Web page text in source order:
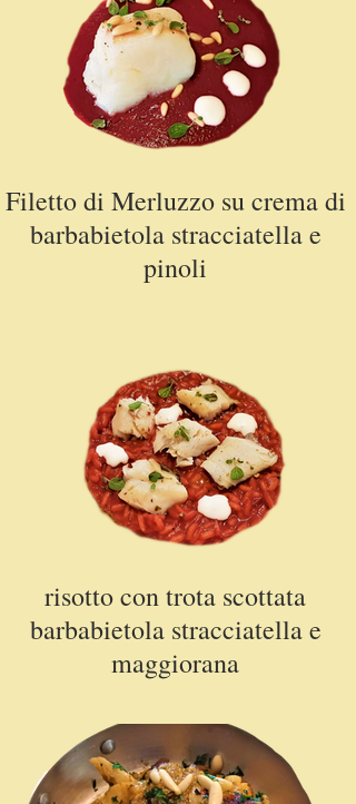
Filetto di Merluzzo su crema di
barbabietola stracciatella e
pinoli
risotto con trota scottata
barbabietola stracciatella e
maggiorana